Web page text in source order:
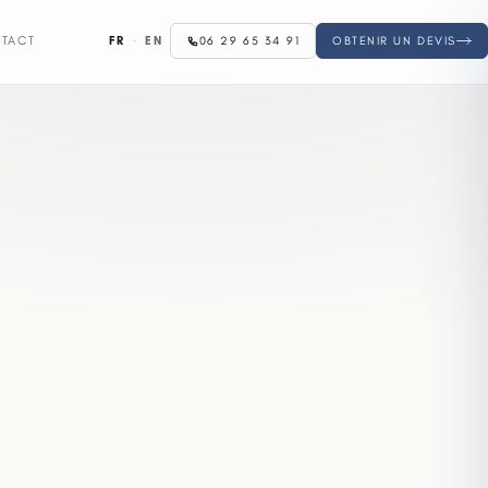
FR · EN 06 29 65 34 91 OBTENIR UN DEVIS